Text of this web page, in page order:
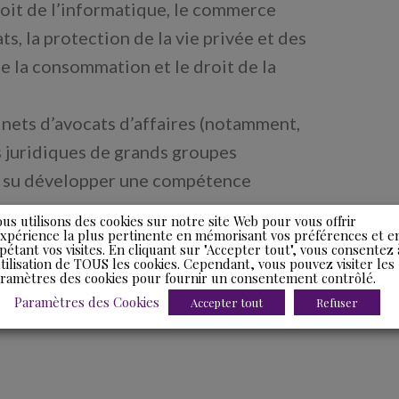
de l’informatique, le commerce
la protection de la vie privée et des
la consommation et le droit de la
d’avocats d’affaires (notamment,
de grands groupes
développer une compétence
au sein du cabinet Tahar &
juridique des startups et
& Données d’Ydès au
utilisons des cookies sur notre site Web pour vous offrir
la plus pertinente en mémorisant vos préférences et
vos visites. En cliquant sur "Accepter tout", vous consentez
de TOUS les cookies. Cependant, vous pouvez visiter les
des cookies pour fournir un consentement contrôlé.
Paramètres des Cookies
Accepter tout Refuser